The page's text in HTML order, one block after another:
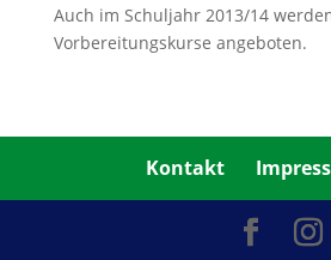
Auch im Schuljahr 2013/14
Vorbereitungskurse angeboten.
Kontakt